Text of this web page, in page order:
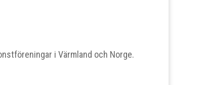
i Värmland och Norge.